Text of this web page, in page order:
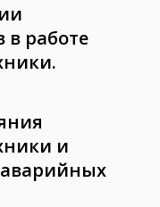
в работе
и